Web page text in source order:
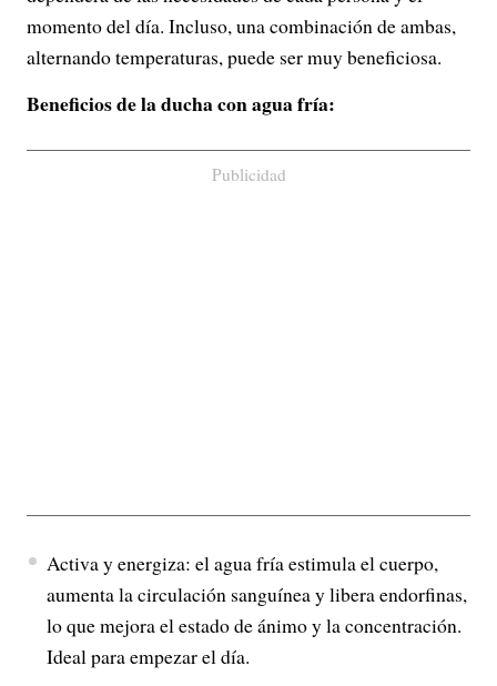
momento del día. Incluso, una combinación de ambas,
alternando temperaturas, puede ser muy beneficiosa.
Beneficios de la ducha con agua fría:
Publicidad
Activa y energiza: el agua fría estimula el cuerpo,
aumenta la circulación sanguínea y libera endorfinas,
lo que mejora el estado de ánimo y la concentración.
Ideal para empezar el día.